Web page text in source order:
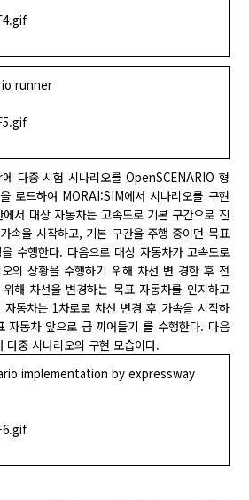
runner
다중 시험 시나리오를 OpenSCENARIO 형
로드하여 MORAI:SIM에서 시나리오를 구현
서 대상 자동차는 고속도로 기본 구간으로 진
속을 시작하고, 기본 구간을 주행 중이던 목표
수행한다. 다음으로 대상 자동차가 고속도로
의 상황을 수행하기 위해 차선 변 경한 후 전
해 차선을 변경하는 목표 자동차를 인지하고
동차는 1차로로 차선 변경 후 가속을 시작하
자동차 앞으로 급 끼어들기 를 수행한다. 다음
중 시나리오의 구현 모습이다.
implementation by expressway